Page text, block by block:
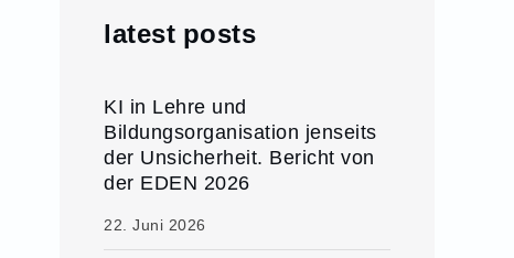
latest posts
KI in Lehre und
Bildungsorganisation jenseits
der Unsicherheit. Bericht von
der EDEN 2026
22. Juni 2026